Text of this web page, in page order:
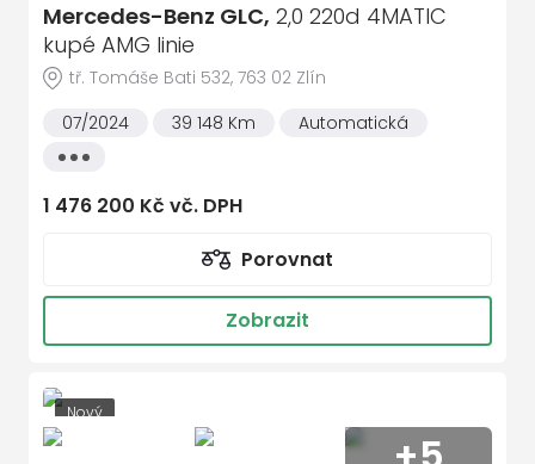
Mercedes-Benz GLC, 2,0 220d 4MATIC
kupé AMG linie
tř. Tomáše Bati 532, 763 02 Zlín
07/2024
39 148 Km
Automatická
Všechny
1 476 200 Kč vč. DPH
Porovnat
Zobrazit
Nový